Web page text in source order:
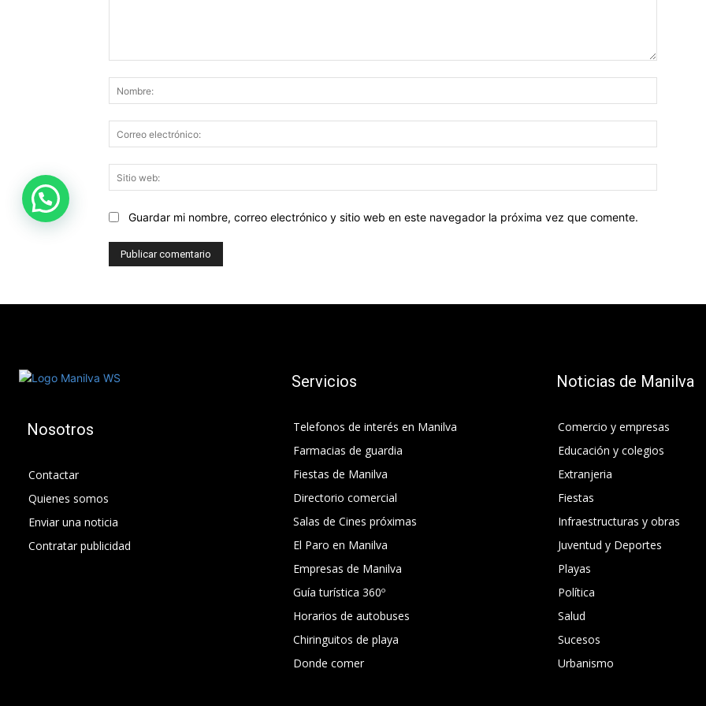
web:
Guardar mi nombre, correo electrónico y sitio web en este navegador la próxima vez que comente.
Nosotros
Contactar
Quienes somos
Enviar una noticia
Contratar publicidad
Servicios
Telefonos de interés en Manilva
Farmacias de guardia
Fiestas de Manilva
Directorio comercial
Salas de Cines próximas
El Paro en Manilva
Empresas de Manilva
Guía turística 360º
Horarios de autobuses
Chiringuitos de playa
Donde comer
Noticias de Manilva
Comercio y empresas
Educación y colegios
Extranjeria
Fiestas
Infraestructuras y obras
Juventud y Deportes
Playas
Política
Salud
Sucesos
Urbanismo